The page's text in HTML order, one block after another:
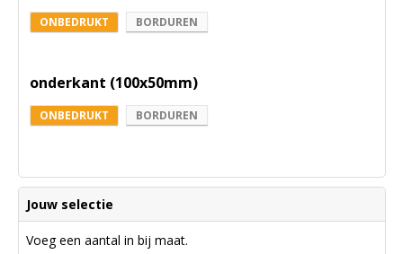
ONBEDRUKT BORDUREN
onderkant (100x50mm)
ONBEDRUKT BORDUREN
Jouw selectie
Voeg een aantal in bij maat.